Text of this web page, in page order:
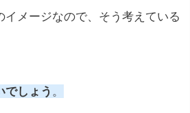
イメージなので、そう考えている
でしょう 。